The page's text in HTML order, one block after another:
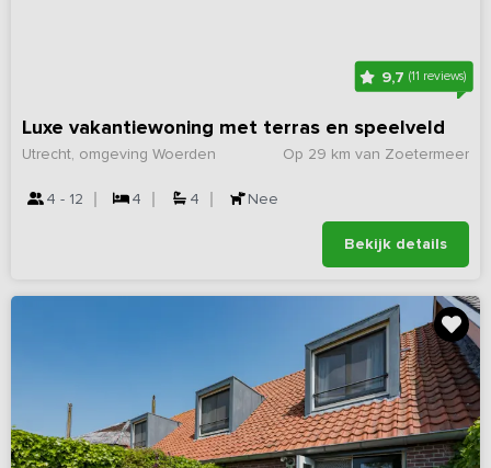
9,7(11 reviews)
Luxe vakantiewoning met terras en speelveld
Op 29 km van Zoetermeer
Utrecht, omgeving Woerden
4 - 12 4 4 Nee
Bekijk details